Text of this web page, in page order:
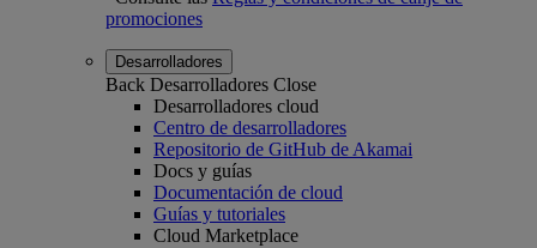
promociones
Desarrolladores
Back Desarrolladores Close
Desarrolladores cloud
Centro de desarrolladores
Repositorio de GitHub de Akamai
Docs y guías
Documentación de cloud
Guías y tutoriales
Cloud Marketplace